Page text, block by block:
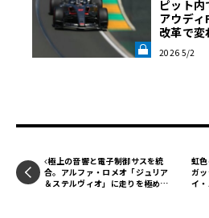
ピット内
アウデ
改革で変
E
2026 5/2
極上の音響と電子制御サスを統
合。アルファ・ロメオ「ジュリア
＆ステルヴィオ」に走りを極める
虹
ガ
イ